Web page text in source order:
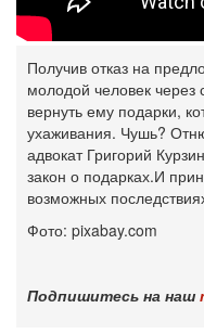
Получив отказ на
молодой человек
вернуть ему подарки,
ухаживания. Чушь?
адвокат Григорий
закон о подарках.И
возможных
Фото: pixabay.com
Подпишитесь на наш